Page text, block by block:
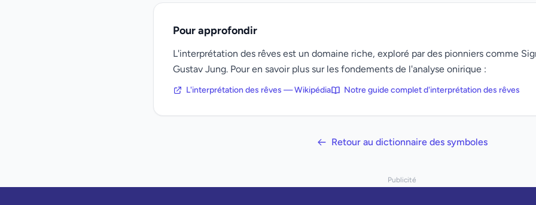
Pour approfondir
L'interprétation des rêves est un domaine riche, exploré par des pionniers comme
Gustav Jung. Pour en savoir plus sur les fondements de l'analyse onirique :
L'interprétation des rêves — Wikipédia Notre guide complet d'interprétation des rêves
Retour au dictionnaire des symboles
Publicité